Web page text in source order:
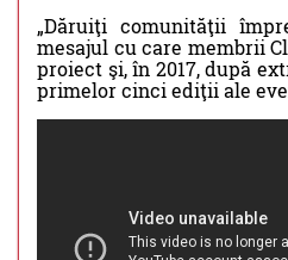
„Dăruiţi comunităţii
mesajul cu care membrii
proiect şi, în 2017, după
primelor cinci ediţii ale